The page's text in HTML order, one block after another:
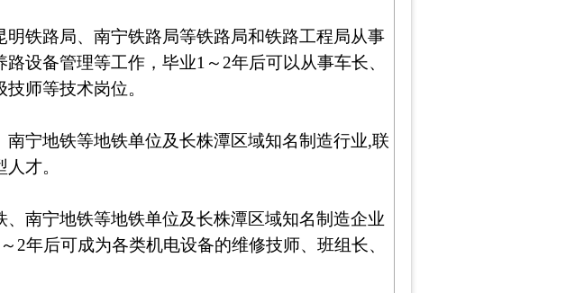
铁路局、南宁铁路局等铁路局和铁路工程局从事
设备管理等工作，毕业1 ～ 2年后可以从事车长、
师等技术岗位。
南宁地铁等地铁单位及长株潭区域知名制造行业,联
才。
、 南宁地铁等地铁单位及长株潭区域知名制造企业
～ 2年后可成为各类机电设备的维修技师、班组长、